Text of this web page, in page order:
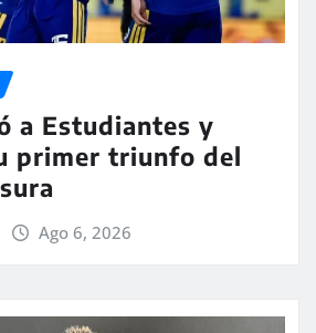
a Estudiantes y
primer triunfo del
Ago 6, 2026